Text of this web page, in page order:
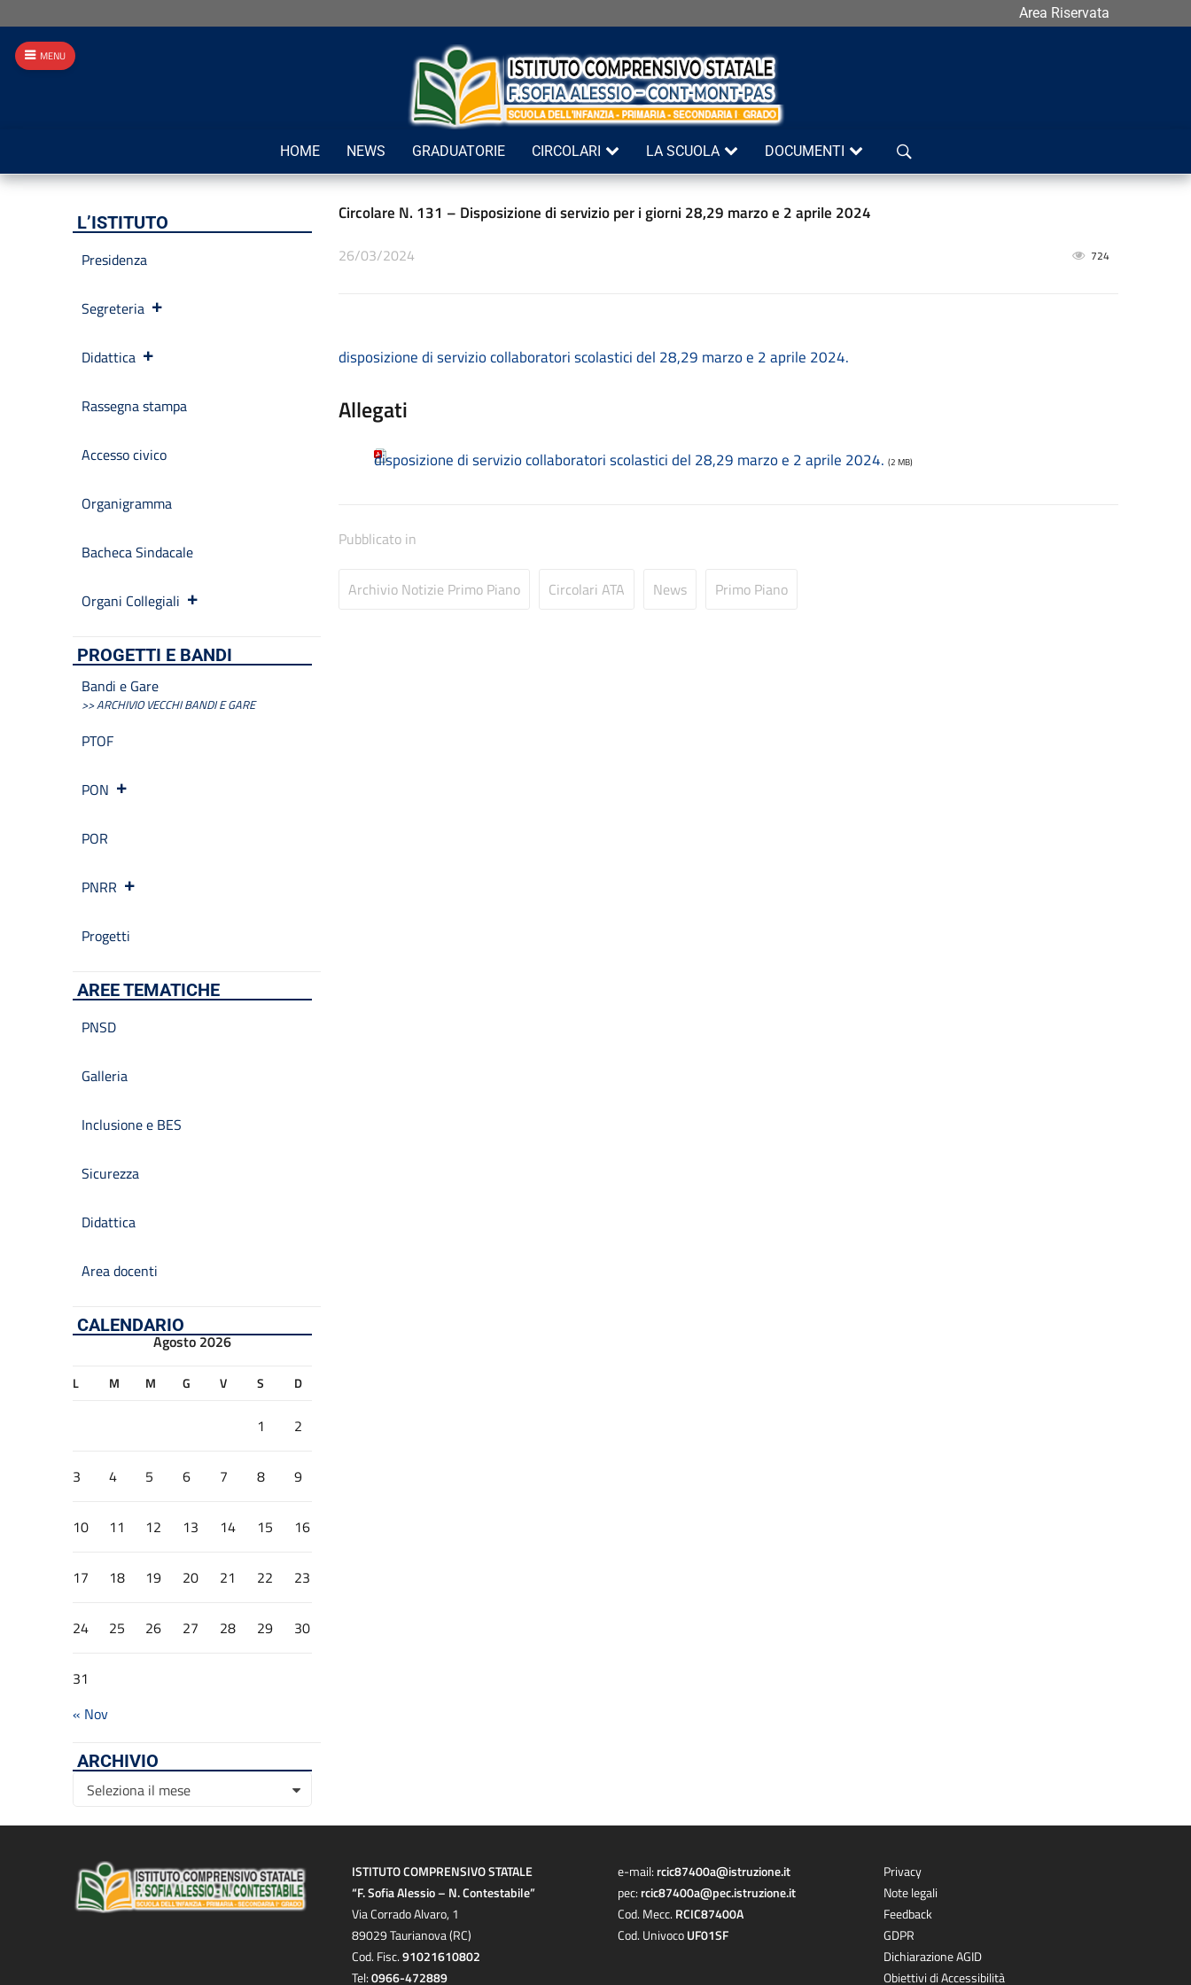
Area Riservata
Cerca
HOME NEWS GRADUATORIE CIRCOLARI LA SCUOLA DOCUMENTI
Circolare N. 131 – Disposizione di servizio per i giorni 28,29 marzo e 2 aprile 2024
26/03/2024 724
disposizione di servizio collaboratori scolastici del 28,29 marzo e 2 aprile 2024.
Allegati
disposizione di servizio collaboratori scolastici del 28,29 marzo e 2 aprile 2024. (2 MB)
Pubblicato in
Archivio Notizie Primo Piano Circolari ATA News Primo Piano
L’ISTITUTO
Presidenza
Segreteria
Didattica
Rassegna stampa
Accesso civico
Organigramma
Bacheca Sindacale
Organi Collegiali
PROGETTI E BANDI
Bandi e Gare
>> ARCHIVIO VECCHI BANDI E GARE
PTOF
PON
POR
PNRR
Progetti
AREE TEMATICHE
PNSD
Galleria
Inclusione e BES
Sicurezza
Didattica
Area docenti
CALENDARIO
Agosto 2026
L M M G V S D
1 2
3 4 5 6 7 8 9
10 11 12 13 14 15 16
17 18 19 20 21 22 23
24 25 26 27 28 29 30
31
« Nov
ARCHIVIO
Archivio
Seleziona il mese
ISTITUTO COMPRENSIVO STATALE
“F. Sofia Alessio – N. Contestabile”
Via Corrado Alvaro, 1
89029 Taurianova (RC)
Cod. Fisc.91021610802
Tel:0966-472889
e-mail: rcic87400a@istruzione.it
pec: rcic87400a@pec.istruzione.it
Cod. Mecc. RCIC87400A
Cod. UnivocoUF01SF
Privacy
Note legali
Feedback
GDPR
Dichiarazione AGID
Obiettivi di Accessibilità
MENU